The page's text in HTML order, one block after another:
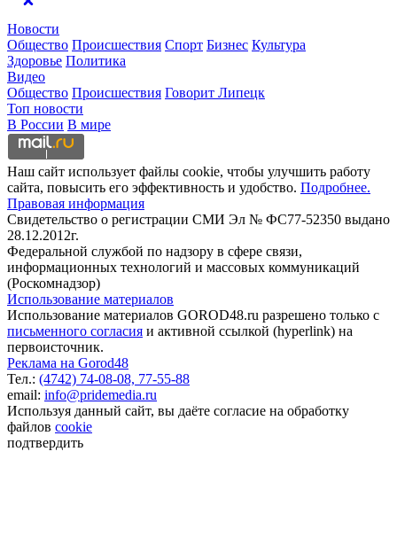
Новости
Общество Происшествия Спорт Бизнес Культура
Здоровье Политика
Видео
Общество Происшествия Говорит Липецк
Топ новости
В России В мире
Наш сайт использует файлы cookie, чтобы улучшить работу
сайта, повысить его эффективность и удобство. Подробнее.
Правовая информация
Свидетельство о регистрации СМИ Эл № ФС77-52350 выдано
28.12.2012г.
Федеральной службой по надзору в сфере связи,
информационных технологий и массовых коммуникаций
(Роскомнадзор)
Использование материалов
Использование материалов GOROD48.ru разрешено только с
письменного согласия и активной ссылкой (hyperlink) на
первоисточник.
Реклама на Gorod48
Тел.: (4742) 74-08-08, 77-55-88
email: info@pridemedia.ru
Используя данный сайт, вы даёте согласие на обработку
файлов cookie
подтвердить